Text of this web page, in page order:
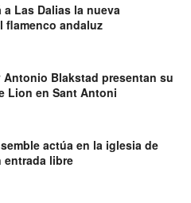
Las Dalias la nueva
flamenco andaluz
Antonio Blakstad presentan su
Lion en Sant Antoni
actúa en la iglesia de
entrada libre